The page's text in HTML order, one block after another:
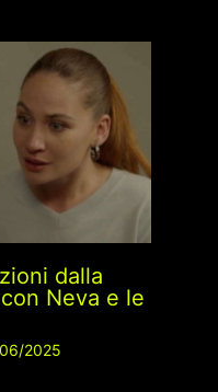
dalla
Neva e le
2025